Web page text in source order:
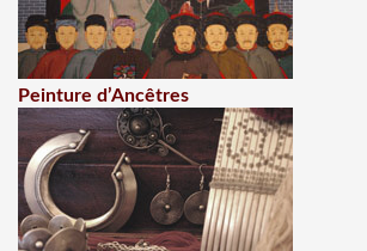
Peinture d’Ancêtres